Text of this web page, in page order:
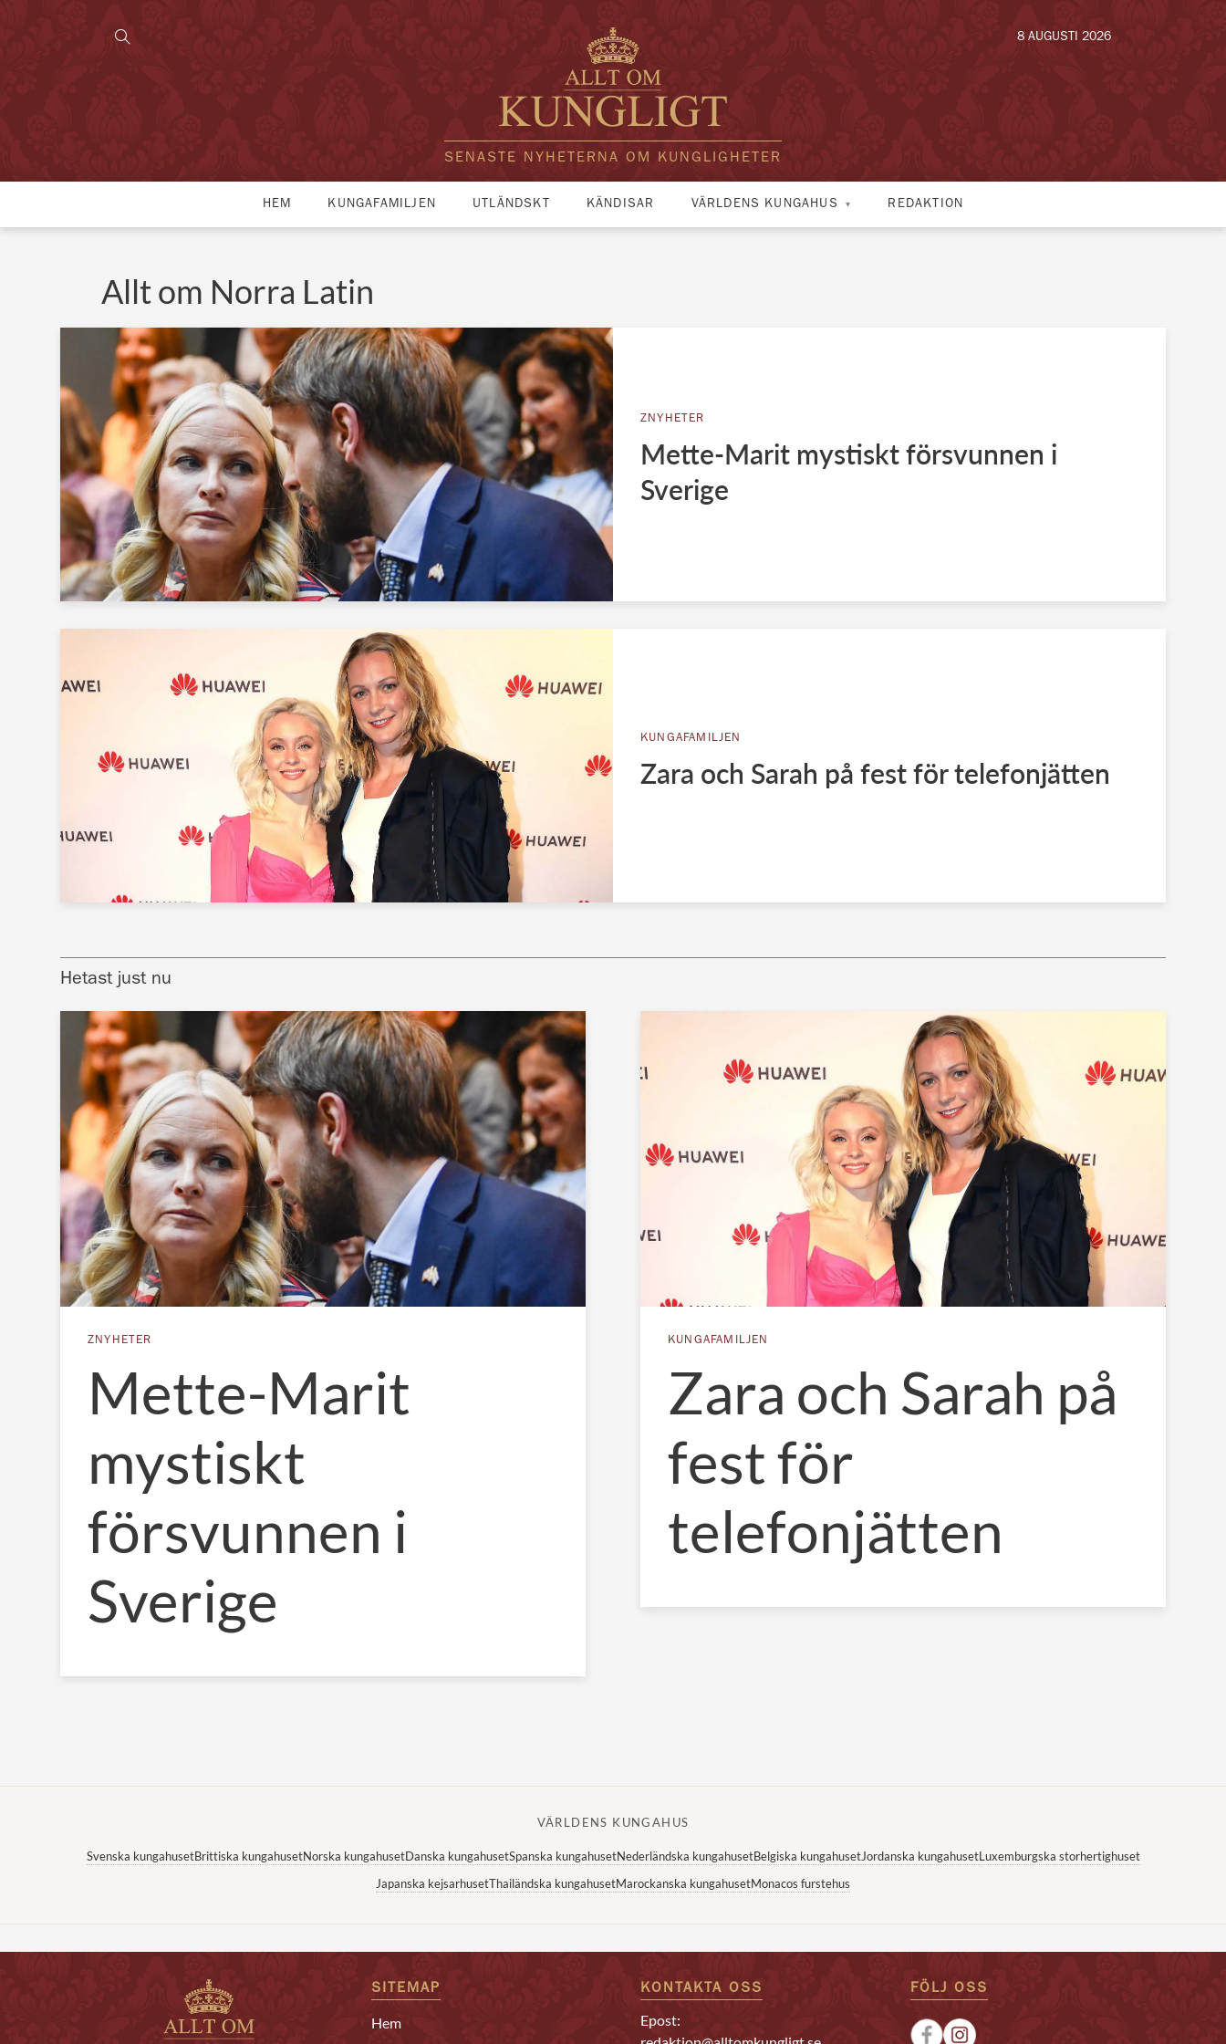
SENASTE NYHETERNA OM KUNGLIGHETER
8 AUGUSTI 2026
HEM KUNGAFAMILJEN UTLÄNDSKT KÄNDISAR VÄRLDENS KUNGAHUS REDAKTION
Allt om Norra Latin
ZNYHETER
Mette-Marit mystiskt försvunnen i
Sverige
KUNGAFAMILJEN
Zara och Sarah på fest för telefonjätten
Hetast just nu
ZNYHETER
Mette-Marit
mystiskt
försvunnen i
Sverige
KUNGAFAMILJEN
Zara och Sarah på
fest för
telefonjätten
VÄRLDENS KUNGAHUS
Svenska kungahusetBrittiska kungahusetNorska kungahusetDanska kungahusetSpanska kungahusetNederländska kungahusetBelgiska kungahusetJordanska kungahusetLuxemburgska storhertighuset
Japanska kejsarhusetThailändska kungahusetMarockanska kungahusetMonacos furstehus
SITEMAP
Hem
KONTAKTA OSS
Epost:
FÖLJ OSS